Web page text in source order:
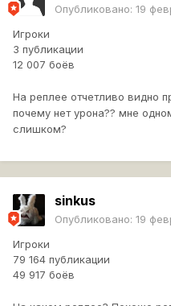
Опубликовано: 19
Игроки
3 публикации
12 007 боёв
На реплее отчетливо видно
почему нет урона?? мне
слишком?
sinkus
Опубликовано: 19
Игроки
79 164 публикации
49 917 боёв